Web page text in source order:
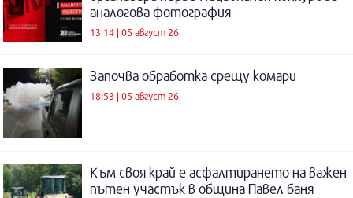
аналогова фотография
13:14 | 05 август 26
Започва обработка срещу комари
18:53 | 05 август 26
Към своя край е асфалтирането на важен
пътен участък в община Павел баня